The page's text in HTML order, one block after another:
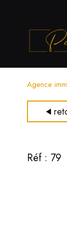
Agence
Réf : 79